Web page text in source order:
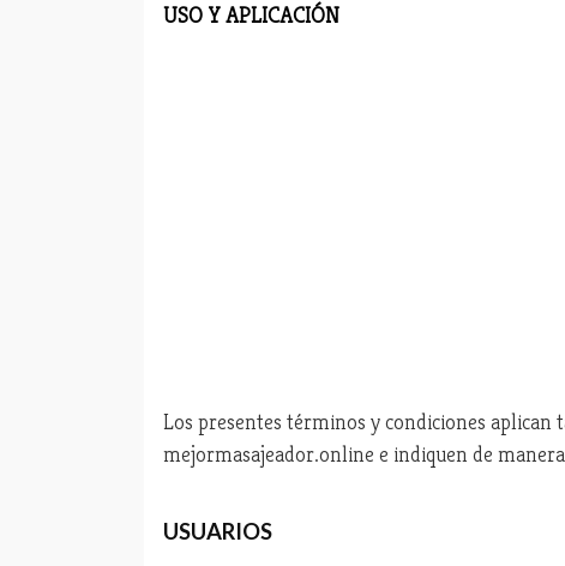
USO Y APLICACIÓN
Los presentes términos y condiciones aplican
mejormasajeador.online e indiquen de
USUARIOS